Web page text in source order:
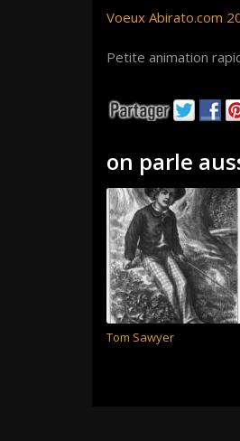
Voeux Abirato.com
Petite animation
on parle
Tom Sawyer